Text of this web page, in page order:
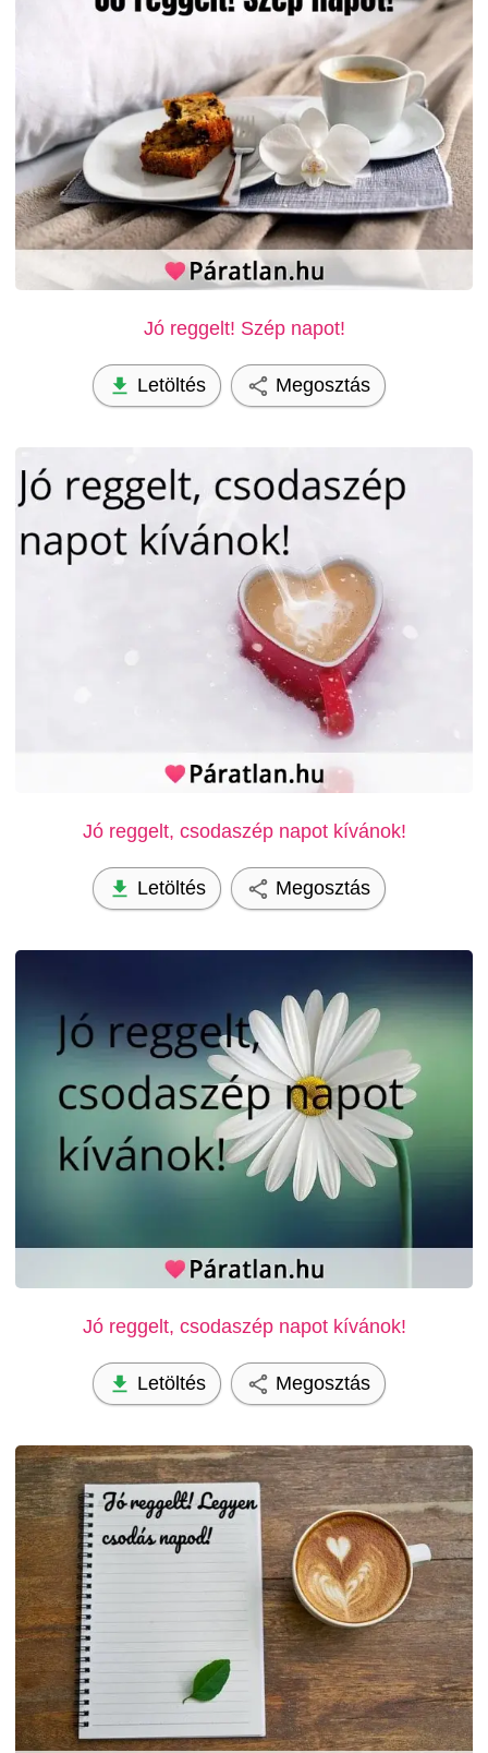
Jó reggelt! Szép napot!
Letöltés Megosztás
Jó reggelt, csodaszép napot kívánok!
Letöltés Megosztás
Jó reggelt, csodaszép napot kívánok!
Letöltés Megosztás